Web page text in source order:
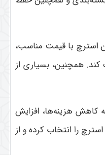
استرچ با قیمت مناسب،
همچنین، بسیاری از
کاهش هزینه‌ها، افزایش
را انتخاب کرده و از